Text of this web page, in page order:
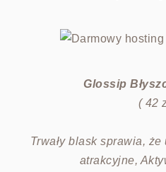
Glossip
( 42
Trwały blask sprawia,
atrakcyjne,